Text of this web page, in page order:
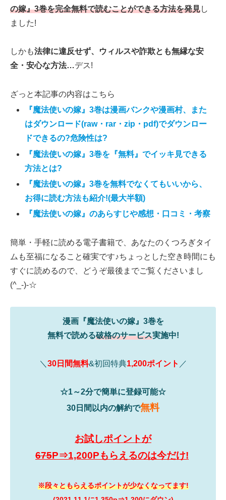
の嫁』3巻を完全無料で読むことができる方法を発見し
ました!
しかも法律に違反せず、ウィルスや詐欺とも無縁な安
全・安心な方法…デス!
ざっと本記事の内容はこちら
『魔法使いの嫁』3巻は漫画バンクや漫画村、また
はダウンロード(raw・rar・zip・pdf)でダウンロー
ドできるの?危険性は?
『魔法使いの嫁』3巻を『無料』でイッキ見できる
方法とは?
『魔法使いの嫁』3巻を無料でなくてもいいから、
お得に読む方法も紹介!(最大半額)
『魔法使いの嫁』のあらすじや感想・口コミ・考察
簡単・手軽に読める電子書籍で、あなたのくつろぎタイ
ムも至福になること確実です♪ちょっとした空き時間にも
すぐに読めるので、どうぞ最後までご覧くださいまし
(^_-)-☆
漫画『魔法使いの嫁』3巻を
無料で読める破格のサービス実施中!
＼ 30日間無料&初回特典1,200ポイント ／
☆1～2分で簡単に登録可能☆
30日間以内の解約で無料
お試しポイントが
675P⇒1,200Pもらえるのは今だけ!
※段々ともらえるポイントが少なくなってます!